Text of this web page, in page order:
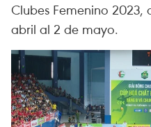
Clubes Femenino
abril al 2 de mayo.